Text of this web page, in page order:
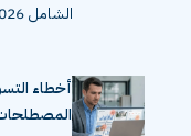
الشامل 2026 تعتبر…
أخطاء